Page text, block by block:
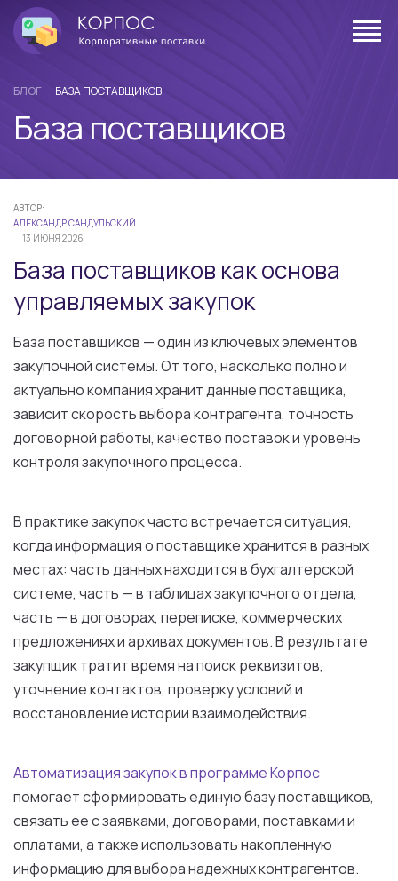
БЛОГ БАЗА ПОСТАВЩИКОВ
База поставщиков
АВТОР:
АЛЕКСАНДР САНДУЛЬСКИЙ
13 ИЮНЯ 2026
База поставщиков как основа
управляемых закупок
База поставщиков — один из ключевых элементов
закупочной системы. От того, насколько полно и
актуально компания хранит данные поставщика,
зависит скорость выбора контрагента, точность
договорной работы, качество поставок и уровень
контроля закупочного процесса.
В практике закупок часто встречается ситуация,
когда информация о поставщике хранится в разных
местах: часть данных находится в бухгалтерской
системе, часть — в таблицах закупочного отдела,
часть — в договорах, переписке, коммерческих
предложениях и архивах документов. В результате
закупщик тратит время на поиск реквизитов,
уточнение контактов, проверку условий и
восстановление истории взаимодействия.
Автоматизация закупок в программе Корпос
помогает сформировать единую базу поставщиков,
связать ее с заявками, договорами, поставками и
оплатами, а также использовать накопленную
информацию для выбора надежных контрагентов.